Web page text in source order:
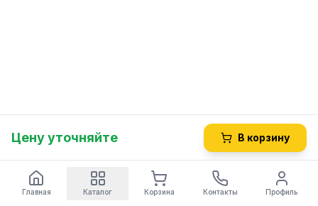
Цену уточняйте В корзину
Главная Каталог Корзина Контакты Профиль